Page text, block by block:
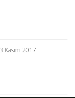
Kasım 2017